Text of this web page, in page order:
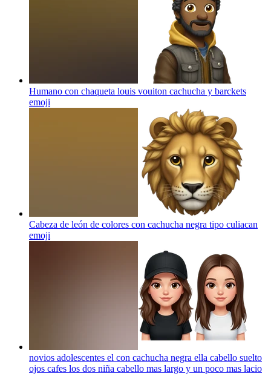
Humano con chaqueta louis vouiton cachucha y barckets
emoji
Cabeza de león de colores con cachucha negra tipo culiacan
emoji
novios adolescentes el con cachucha negra ella cabello suelto
ojos cafes los dos niña cabello mas largo y un poco mas lacio